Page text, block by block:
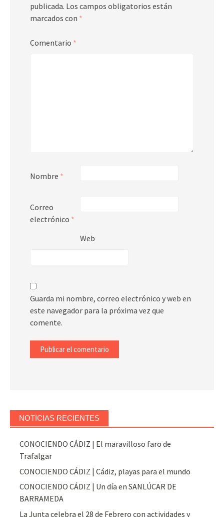
publicada. Los campos obligatorios están
marcados con *
Comentario *
Nombre *
Correo
electrónico *
Web
Guarda mi nombre, correo electrónico y web en
este navegador para la próxima vez que
comente.
NOTICIAS RECIENTES
CONOCIENDO CÁDIZ | El maravilloso faro de
Trafalgar
CONOCIENDO CÁDIZ | Cádiz, playas para el mundo
CONOCIENDO CÁDIZ | Un día en SANLÚCAR DE
BARRAMEDA
La Junta celebra el 28 de Febrero con actividades y